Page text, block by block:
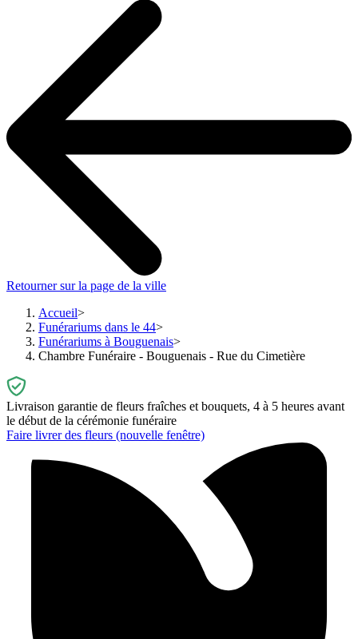
Retourner sur la page de la ville
Accueil
Funérariums dans le 44
Funérariums à Bouguenais
Chambre Funéraire - Bouguenais - Rue du Cimetière
Livraison garantie de fleurs fraîches et bouquets, 4 à 5 heures avant
le début de la cérémonie funéraire
Faire livrer des fleurs (nouvelle fenêtre)